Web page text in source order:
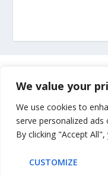
We value your
We use cookies to
serve personalized
By clicking "Accept
CUSTOMIZE
Impressum
Uvjeti korištenja
Kontakt